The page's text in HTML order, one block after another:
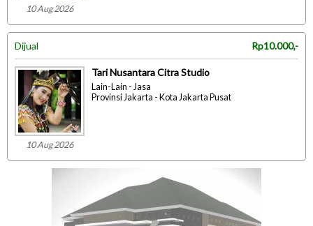
10 Aug 2026
Dijual Rp10.000,-
10 Aug 2026
Tari Nusantara Citra Studio
Lain-Lain - Jasa
Provinsi Jakarta - Kota Jakarta Pusat